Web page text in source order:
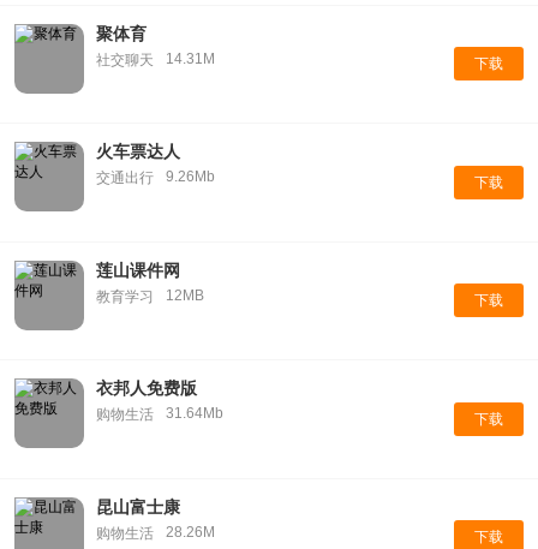
聚体育
社交聊天 14.31M 下载
火车票达人
交通出行 9.26Mb 下载
莲山课件网
教育学习 12MB 下载
衣邦人免费版
购物生活 31.64Mb 下载
昆山富士康
购物生活 28.26M 下载